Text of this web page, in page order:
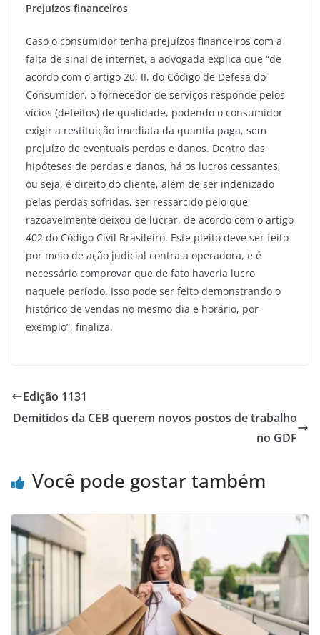
Prejuízos financeiros
Caso o consumidor tenha prejuízos financeiros com a
falta de sinal de internet, a advogada explica que “de
acordo com o artigo 20, II, do Código de Defesa do
Consumidor, o fornecedor de serviços responde pelos
vícios (defeitos) de qualidade, podendo o consumidor
exigir a restituição imediata da quantia paga, sem
prejuízo de eventuais perdas e danos. Dentro das
hipóteses de perdas e danos, há os lucros cessantes,
ou seja, é direito do cliente, além de ser indenizado
pelas perdas sofridas, ser ressarcido pelo que
razoavelmente deixou de lucrar, de acordo com o artigo
402 do Código Civil Brasileiro. Este pleito deve ser feito
por meio de ação judicial contra a operadora, e é
necessário comprovar que de fato haveria lucro
naquele período. Isso pode ser feito demonstrando o
histórico de vendas no mesmo dia e horário, por
exemplo”, finaliza.
Edição 1131
Demitidos da CEB querem novos postos de trabalho
no GDF
Você pode gostar também